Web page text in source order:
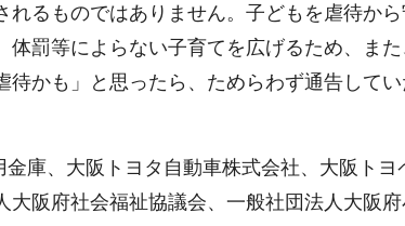
るものではありません。子どもを虐待か
罰等によらない子育てを広げるため、ま
かも」と思ったら、ためらわず通告して
庫、大阪トヨタ自動車株式会社、大阪ト
阪府社会福祉協議会、一般社団法人大阪